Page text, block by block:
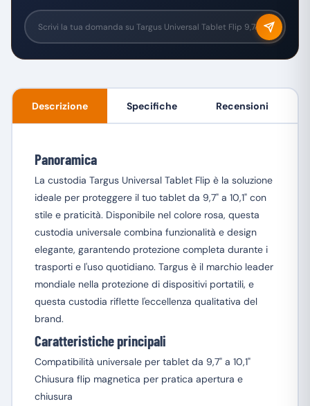
Descrizione Specifiche Recensioni
Panoramica
La custodia Targus Universal Tablet Flip è la soluzione
ideale per proteggere il tuo tablet da 9,7" a 10,1" con
stile e praticità. Disponibile nel colore rosa, questa
custodia universale combina funzionalità e design
elegante, garantendo protezione completa durante i
trasporti e l'uso quotidiano. Targus è il marchio leader
mondiale nella protezione di dispositivi portatili, e
questa custodia riflette l'eccellenza qualitativa del
brand.
Caratteristiche principali
Compatibilità universale per tablet da 9,7" a 10,1"
Chiusura flip magnetica per pratica apertura e
chiusura